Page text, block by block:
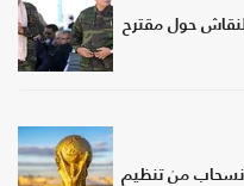
حول مقترح
من تنظيم